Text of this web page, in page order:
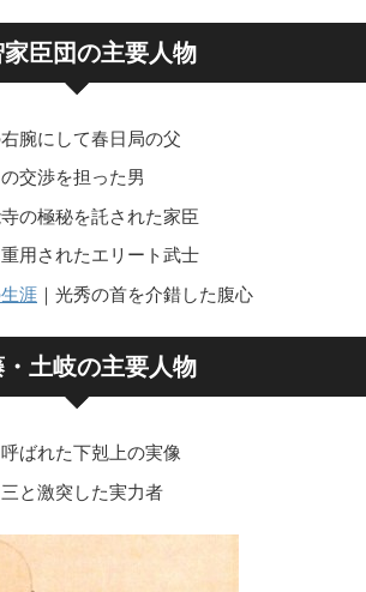
臣団の主要人物
腕にして春日局の父
交渉を担った男
の極秘を託された家臣
用されたエリート武士
涯 ｜光秀の首を介錯した腹心
土岐の主要人物
ばれた下剋上の実像
と激突した実力者